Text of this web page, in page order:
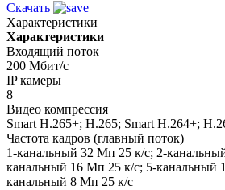
Скачать
Характеристики
Характеристики
Входящий поток
200 Мбит/с
IP камеры
8
Видео компрессия
Smart H.265+; H.265; Smart H.264+;
Частота кадров (главный поток)
1-канальный 32 Мп 25 к/с; 2-
канальный 16 Мп 25 к/с; 5-канальный
канальный 8 Мп 25 к/с